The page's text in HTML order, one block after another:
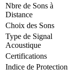
Nbre de Sons à
Distance
Choix des Sons
Type de Signal
Acoustique
Certifications
Indice de Protection